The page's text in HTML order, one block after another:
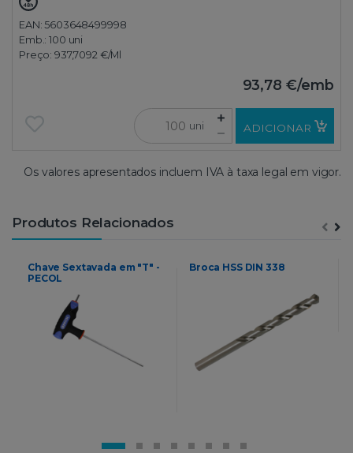
EAN: 5603648499998
Emb.:100 uni
Preço: 937,7092 €/Ml
93,78 €/emb
uni ADICIONAR
Os valores apresentados incluem IVA à taxa legal em vigor.
Produtos Relacionados
Chave Sextavada em "T" -
PECOL
Broca HSS DIN 338